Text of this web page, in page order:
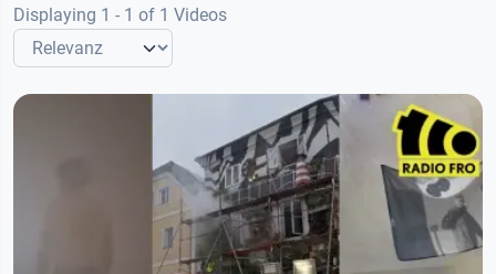
Displaying 1 - 1 of 1 Videos